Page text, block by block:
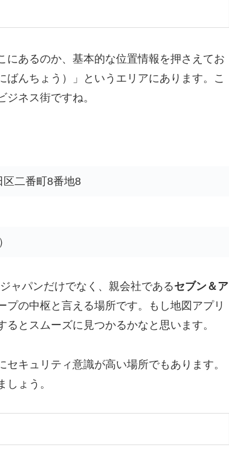
にあるのか、基本的な位置情報を押さえてお
んちょう）」というエリアにあります。こ
ネス街ですね。
区二番町8番地8
ャパンだけでなく、親会社であるセブン＆ア
プの中枢と言える場所です。もし地図アプリ
とスムーズに見つかるかなと思います。
キュリティ意識が高い場所でもあります。
ょう。